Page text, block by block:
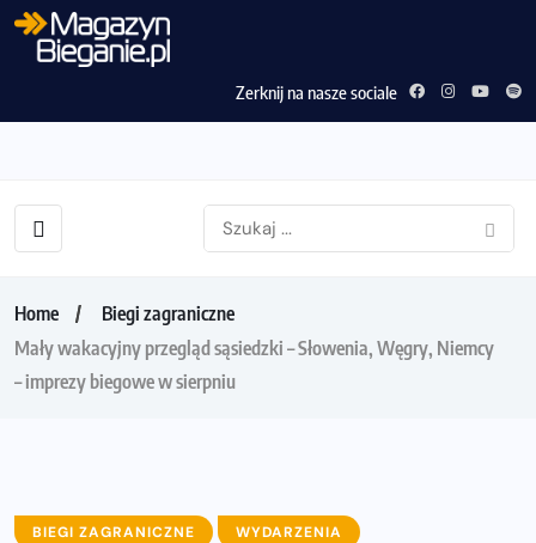
Zerknij na nasze sociale
Home
Biegi zagraniczne
Mały wakacyjny przegląd sąsiedzki – Słowenia, Węgry, Niemcy
– imprezy biegowe w sierpniu
BIEGI ZAGRANICZNE WYDARZENIA